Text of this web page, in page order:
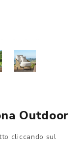
Outdoor
cliccando sul